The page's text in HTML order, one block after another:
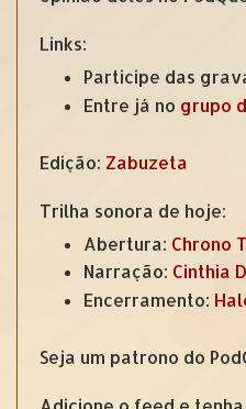
Links:
Participe das
Entre já no grupo
Edição: Zabuzeta
Trilha sonora de hoje:
Abertura: Chrono
Narração: Cinthia
Encerramento:
Seja um patrono do